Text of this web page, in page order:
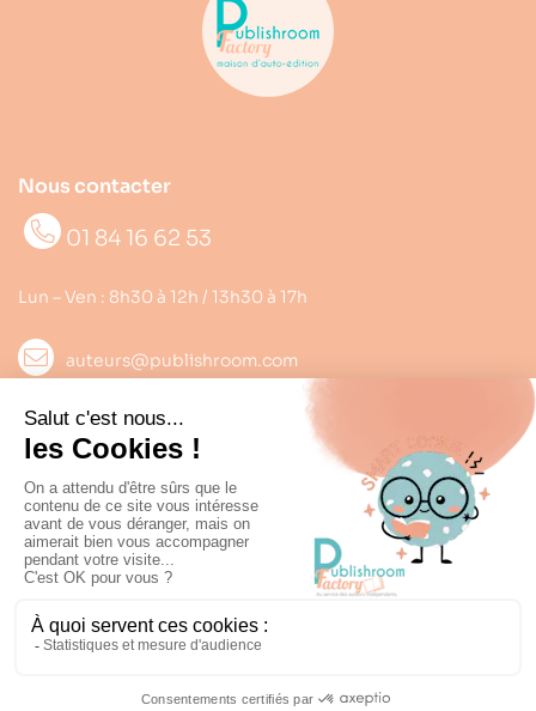
Nous contacter
01 84 16 62 53
Lun – Ven : 8h30 à 12h / 13h30 à 17h
auteurs@publishroom.com
Informations 
Suivez nous
Copyright © 2022Publishroom